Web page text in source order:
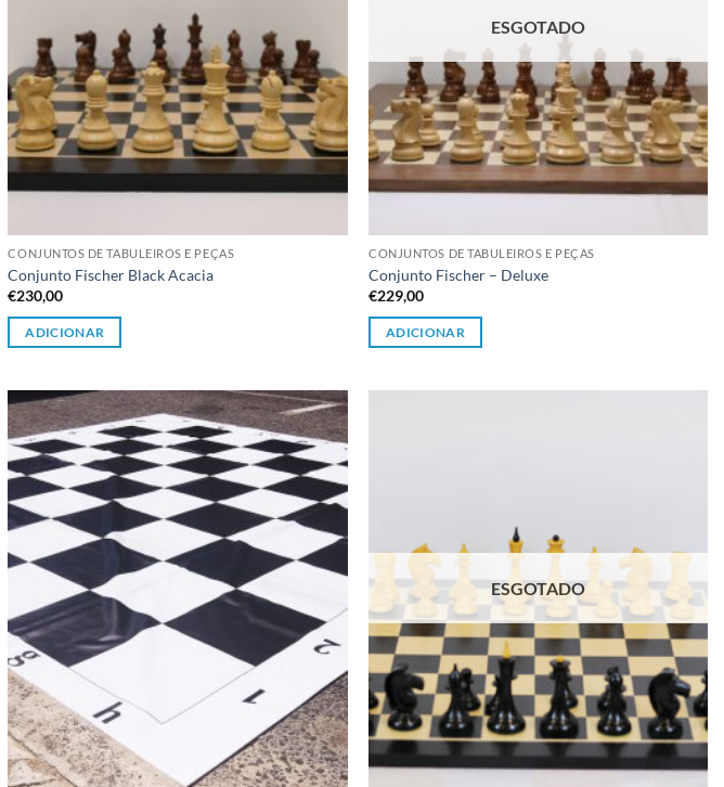
CONJUNTOS DE TABULEIROS E PEÇAS
Conjunto Fischer Black Acacia
€230,00
ADICIONAR
ESGOTADO
CONJUNTOS DE TABULEIROS E PEÇAS
Conjunto Fischer – Deluxe
€229,00
ADICIONAR
Adicionar
à lista de
desejos
ESGOTADO